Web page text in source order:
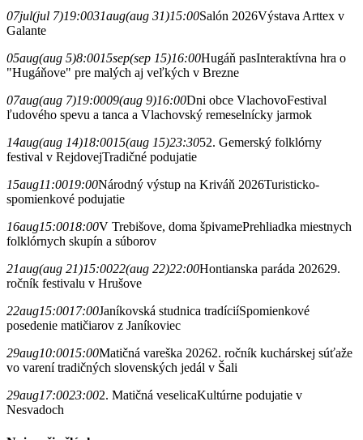
07jul(jul 7)19:0031aug(aug 31)15:00Salón 2026Výstava Arttex v
Galante
05aug(aug 5)8:0015sep(sep 15)16:00Hugáň pasInteraktívna hra o
"Hugáňove" pre malých aj veľkých v Brezne
07aug(aug 7)19:0009(aug 9)16:00Dni obce VlachovoFestival
ľudového spevu a tanca a Vlachovský remeselnícky jarmok
14aug(aug 14)18:0015(aug 15)23:3052. Gemerský folklórny
festival v RejdovejTradičné podujatie
15aug11:0019:00Národný výstup na Kriváň 2026Turisticko-
spomienkové podujatie
16aug15:0018:00V Trebišove, doma špivamePrehliadka miestnych
folklórnych skupín a súborov
21aug(aug 21)15:0022(aug 22)22:00Hontianska paráda 202629.
ročník festivalu v Hrušove
22aug15:0017:00Janíkovská studnica tradíciíSpomienkové
posedenie matičiarov z Janíkoviec
29aug10:0015:00Matičná vareška 20262. ročník kuchárskej súťaže
vo varení tradičných slovenských jedál v Šali
29aug17:0023:002. Matičná veselicaKultúrne podujatie v
Nesvadoch